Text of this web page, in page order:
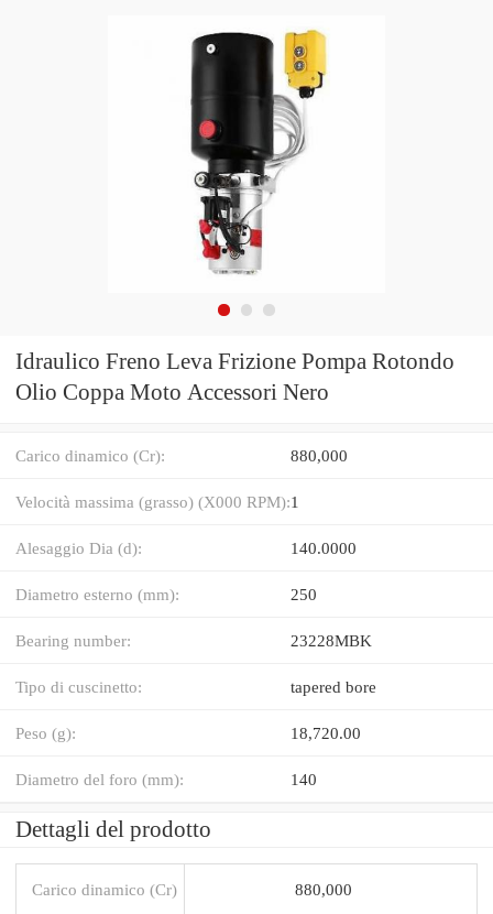
Idraulico Freno Leva Frizione Pompa Rotondo
Olio Coppa Moto Accessori Nero
Carico dinamico (Cr): 880,000
Velocità massima (grasso) (X000 RPM):1
Alesaggio Dia (d): 140.0000
Diametro esterno (mm): 250
Bearing number: 23228MBK
Tipo di cuscinetto: tapered bore
Peso (g): 18,720.00
Diametro del foro (mm): 140
Dettagli del prodotto
Carico dinamico (Cr) 880,000